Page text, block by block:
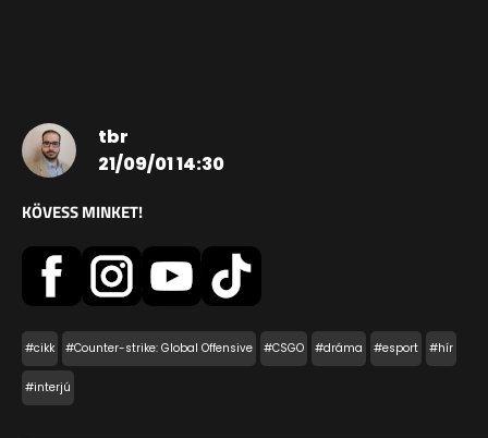
tbr
21/09/01 14:30
KÖVESS MINKET!
#cikk #Counter-strike: Global Offensive #CSGO #dráma #esport #hír
#interjú